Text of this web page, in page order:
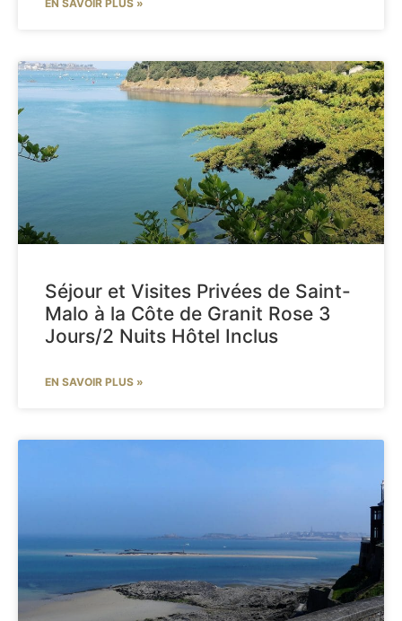
EN SAVOIR PLUS »
Séjour et Visites Privées de Saint-
Malo à la Côte de Granit Rose 3
Jours/2 Nuits Hôtel Inclus
EN SAVOIR PLUS »